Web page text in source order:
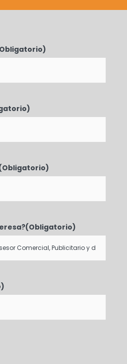
(Obligatorio)